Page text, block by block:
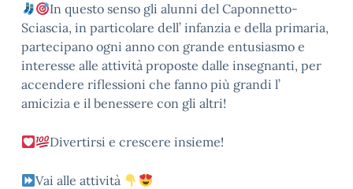
In questo senso gli alunni del Caponnetto-
Sciascia, in particolare dell’ infanzia e della primaria,
partecipano ogni anno con grande entusiasmo e
interesse alle attività proposte dalle insegnanti, per
accendere riflessioni che fanno più grandi l’
amicizia e il benessere con gli altri!
Divertirsi e crescere insieme!
Vai alle attività